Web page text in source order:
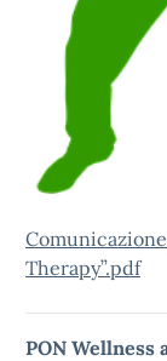
Therapy”.pdf
PON